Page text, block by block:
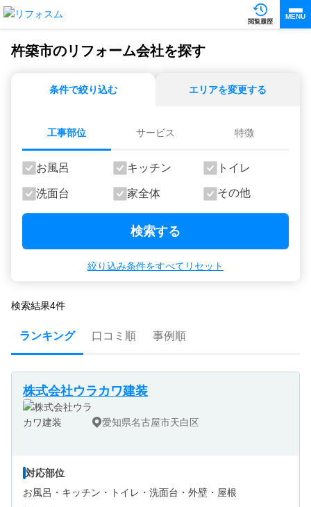
閲覧履歴
MENU
杵築市のリフォーム会社を探す
条件で絞り込む エリアを変更する
工事部位 サービス 特徴
お風呂 キッチン トイレ
洗面台 家全体 その他
検索する
絞り込み条件をすべてリセット
検索結果4件
ランキング 口コミ順 事例順
株式会社ウラカワ建装
愛知県名古屋市天白区
対応部位
お風呂・ キッチン・ トイレ・ 洗面台・ 外壁・ 屋根